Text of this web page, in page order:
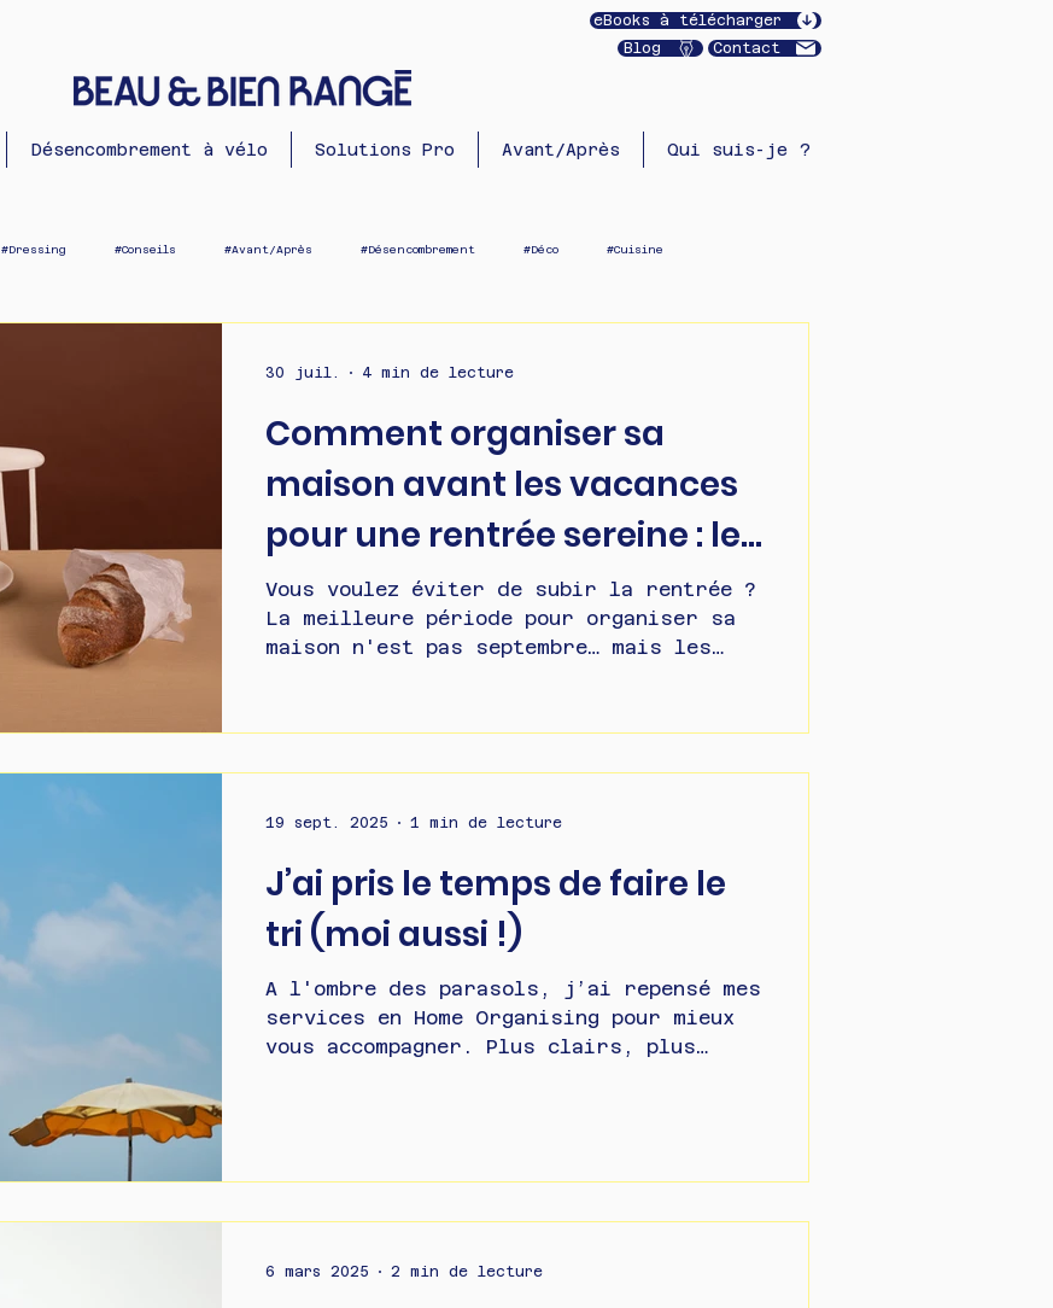
eBooks à télécharger
Blog
Désencombrement à vélo Solutions Pro Avant/Après Qui suis-je ?
Contact
#Dressing #Conseils #Avant/Après #Désencombrement #Déco #Cuisine
Comment organiser sa
maison avant les vacances
pour une rentrée sereine : les
conseils d'une Home
Organiser
Vous voulez éviter de subir la rentrée ?
La meilleure période pour organiser sa
maison n'est pas septembre… mais les
recommandées par une Home Organiser pour
plus sereine. Pourquoi organiser sa
complètement la rentrée Quand on pense à
l'organisation de la rentrée, on imagine
souvent les nouveaux agenda
30 juil. 4 min de lecture
J’ai pris le temps de faire le
tri (moi aussi !)
A l'ombre des parasols, j’ai repensé mes
services en Home Organising pour mieux
vous accompagner. Plus clairs, plus
19 sept. 2025 1 min de lecture
6 mars 2025 2 min de lecture